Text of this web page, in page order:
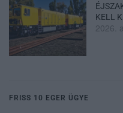
KELL
2026.
FRISS 10 EGER ÜGYE